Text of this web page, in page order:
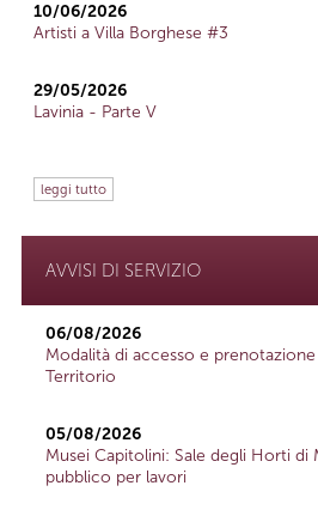
10/06/2026
Artisti a Villa Borghese #3
29/05/2026
Lavinia - Parte V
leggi tutto
AVVISI DI SERVIZIO
06/08/2026
Modalità di accesso e
Territorio
05/08/2026
Musei Capitolini: Sale degli Horti di
pubblico per lavori